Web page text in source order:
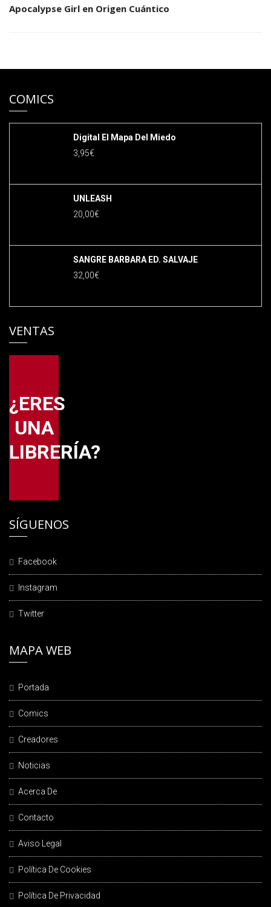
Apocalypse Girl en Origen Cuántico
COMICS
Digital El Mapa Del Miedo
3,95€
UNLEASH
20,00€
SANGRE BARBARA ED. SALVAJE
32,00€
VENTAS
¿ERES
UNA
LIBRERÍA?
SÍGUENOS
Facebook
Instagram
Twitter
MAPA WEB
Portada
Comics
Creadores
Noticias
Acerca De
Contacto
Aviso Legal
Política De Cookies
Política De Privacidad